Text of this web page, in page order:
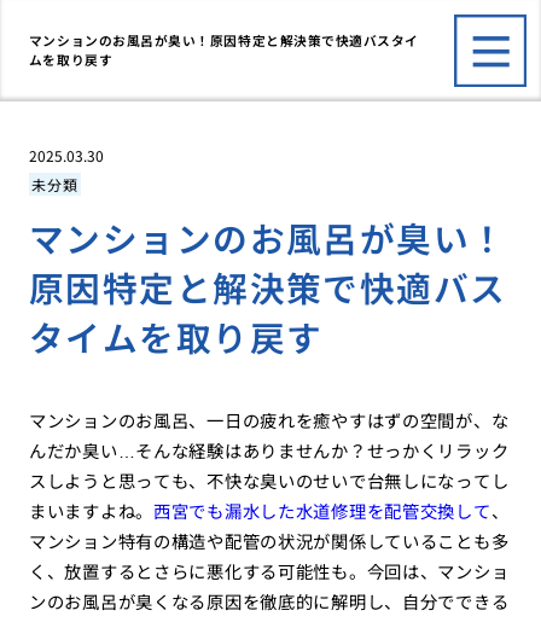
マンションのお風呂が臭い！原因特定と解決策で快適バスタイ
ムを取り戻す
2025.03.30
未分類
マンションのお風呂が臭い！
原因特定と解決策で快適バス
タイムを取り戻す
マンションのお風呂、一日の疲れを癒やすはずの空間が、な
んだか臭い…そんな経験はありませんか？せっかくリラック
スしようと思っても、不快な臭いのせいで台無しになってし
まいますよね。 西宮でも漏水した水道修理を配管交換して、
マンション特有の構造や配管の状況が関係していることも多
く、放置するとさらに悪化する可能性も。今回は、マンショ
ンのお風呂が臭くなる原因を徹底的に解明し、自分でできる